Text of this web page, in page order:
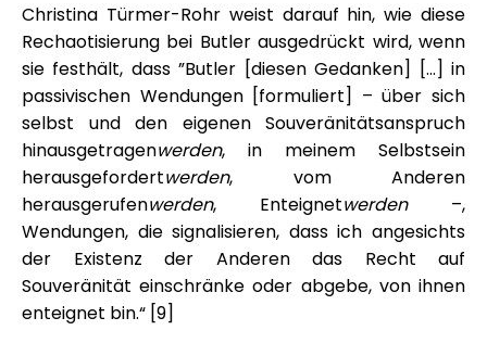
Christina Türmer-Rohr weist darauf hin, wie diese
Rechaotisierung bei Butler ausgedrückt wird, wenn
sie festhält, dass ”Butler [diesen Gedanken] […] in
passivischen Wendungen [formuliert] – über sich
selbst und den eigenen Souveränitätsanspruch
hinausgetragenwerden, in meinem Selbstsein
herausgefordertwerden, vom Anderen
herausgerufenwerden, Enteignetwerden–,
Wendungen, die signalisieren, dass ich angesichts
der Existenz der Anderen das Recht auf
Souveränität einschränke oder abgebe, von ihnen
enteignet bin.“ [9]